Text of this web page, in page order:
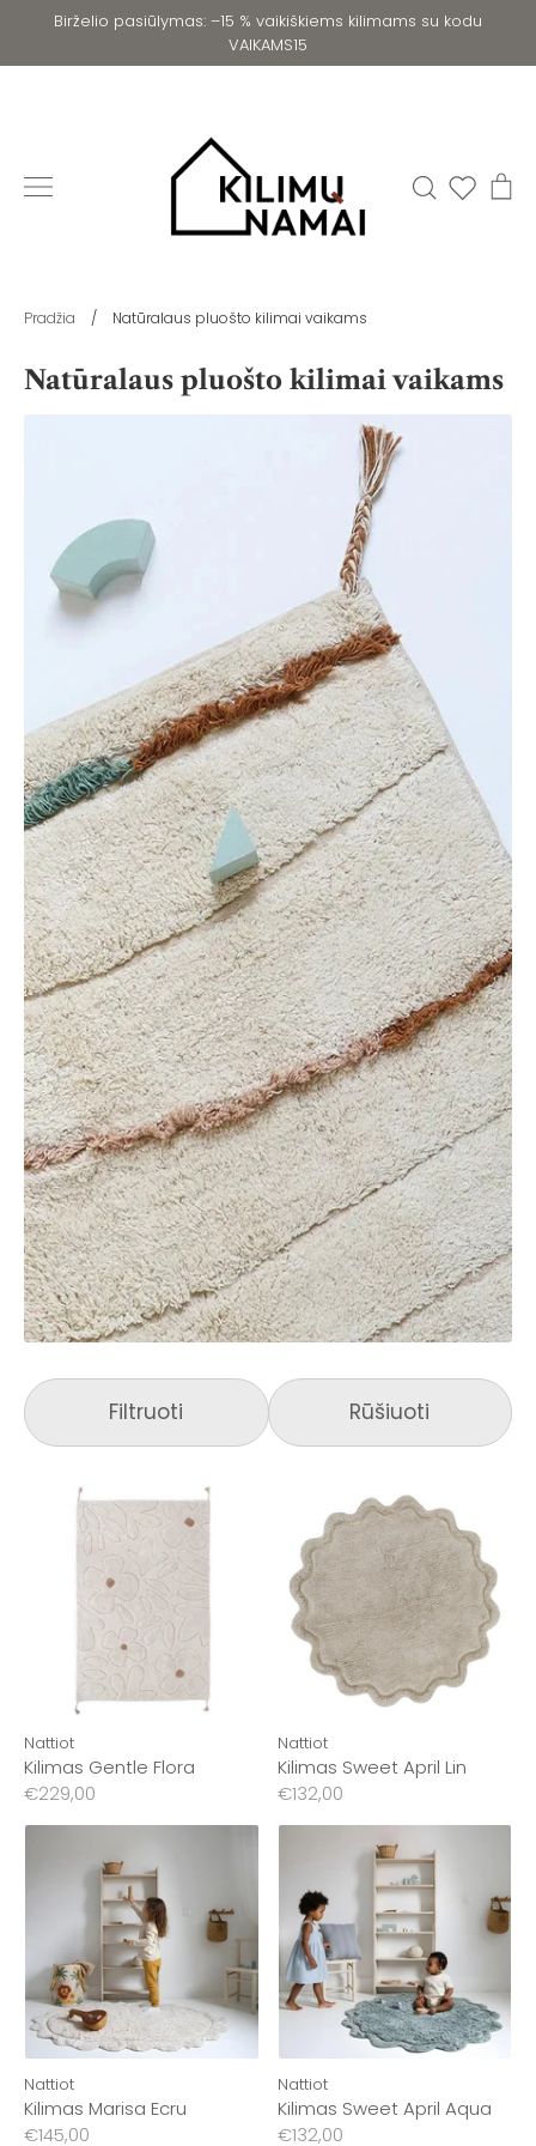
turinio
Birželio pasiūlymas: –15 % vaikiškiems kilimams su kodu
VAIKAMS15
Ieškoti
Pradžia / Natūralaus pluošto kilimai vaikams
Natūralaus pluošto kilimai vaikams
Filtruoti Rūšiuoti
Nattiot
Kilimas Gentle Flora
€229,00
Nattiot
Kilimas Sweet April Lin
€132,00
Nattiot
Kilimas Marisa Ecru
€145,00
Nattiot
Kilimas Sweet April Aqua
€132,00